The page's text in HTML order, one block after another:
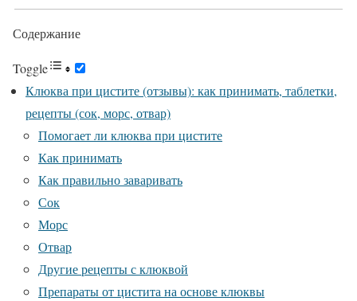
Содержание
Toggle
Клюква при цистите (отзывы): как принимать, таблетки,
рецепты (сок, морс, отвар)
Помогает ли клюква при цистите
Как принимать
Как правильно заваривать
Сок
Морс
Отвар
Другие рецепты с клюквой
Препараты от цистита на основе клюквы